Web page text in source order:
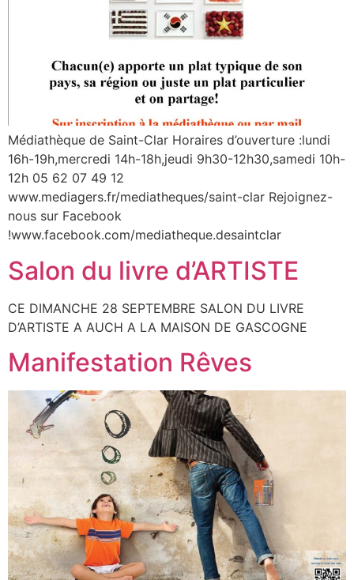
Médiathèque de Saint-Clar Horaires d’ouverture :lundi
16h-19h,mercredi 14h-18h,jeudi 9h30-12h30,samedi 10h-
12h 05 62 07 49 12
www.mediagers.fr/mediatheques/saint-clar Rejoignez-
nous sur Facebook
!www.facebook.com/mediatheque.desaintclar
Salon du livre d’ARTISTE
CE DIMANCHE 28 SEPTEMBRE SALON DU LIVRE
D’ARTISTE A AUCH A LA MAISON DE GASCOGNE
Manifestation Rêves